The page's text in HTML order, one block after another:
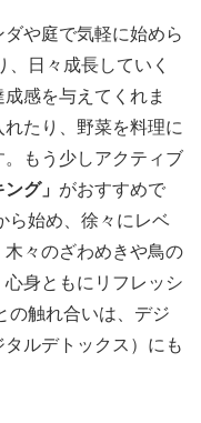
や庭で気軽に始めら
日々成長していく
感を与えてくれま
たり、野菜を料理に
もう少しアクティブ
ング」 がおすすめで
ら始め、徐々にレベ
々のざわめきや鳥の
身ともにリフレッシ
の触れ合いは、デジ
ルデトックス）にも